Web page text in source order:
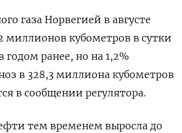
газа Норвегией в августе
миллионов кубометров в сутки
ранее, но на 1,2%
в 328,3 миллиона кубометров
в сообщении регулятора.
тем временем выросла до